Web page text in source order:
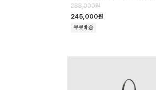
288,000원
245,000원
무료배송